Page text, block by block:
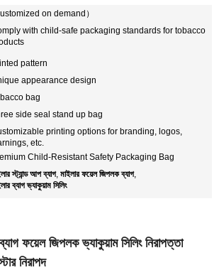
on demand）
with child-safe packaging standards for tobacco
pattern
appearance design
bag
side seal stand up bag
printing options for branding, logos,
etc.
Child-Resistant Safety Packaging Bag
স্ট্যান্ড আপ ব্যাগ, মাইলার ফয়েল জিপলক ব্যাগ,
ব্যাগ ভ্যাকুয়াম সিলিং
ফয়েল জিপলক ভ্যাকুয়াম সিলিং নিরাপত্তা
নিরাপদ